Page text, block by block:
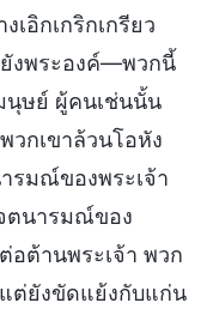
เอิกเกริกเกรียว
งพระองค์—พวกนี้
นุษย์ ผู้คนเช่นนั้น
วกเขาล้วนโอหัง
รมณ์ของพระเจ้า
ตนารมณ์ของ
อต้านพระเจ้า พวก
ต่ยังขัดแย้งกับแก่น